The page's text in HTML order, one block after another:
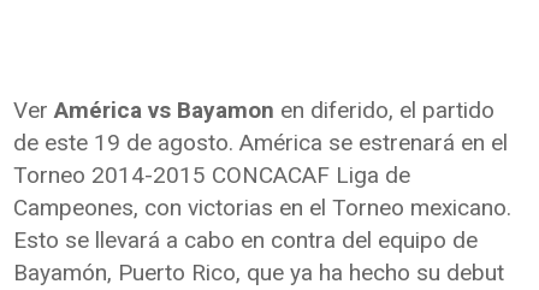
VerAmérica vs Bayamon en diferido, el partido
de este 19 de agosto. América se estrenará en el
Torneo 2014-2015 CONCACAF Liga de
Campeones, con victorias en el Torneo mexicano.
Esto se llevará a cabo en contra del equipo de
Bayamón, Puerto Rico, que ya ha hecho su debut